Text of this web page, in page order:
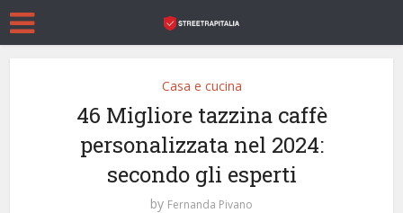
Casa e cucina
46 Migliore tazzina caffè
personalizzata nel 2024:
secondo gli esperti
by Fernanda Pivano